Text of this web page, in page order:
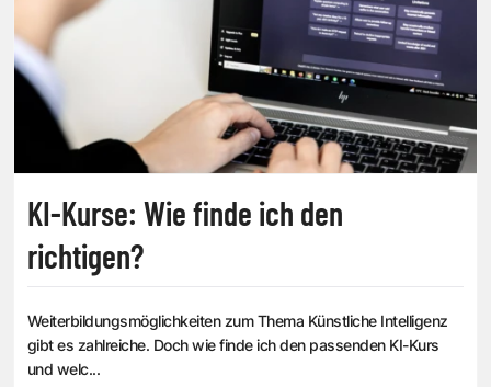
KI-Kurse: Wie finde ich den
richtigen?
Weiterbildungsmöglichkeiten zum Thema Künstliche Intelligenz
gibt es zahlreiche. Doch wie finde ich den passenden KI-Kurs
und welc...